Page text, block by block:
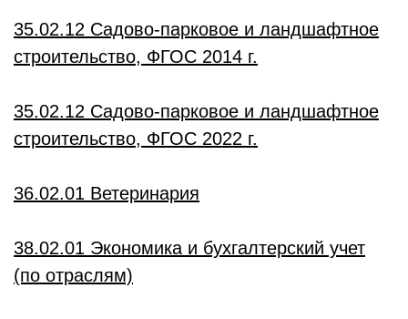
35.02.12 Садово-парковое и ландшафтное
строительство, ФГОС 2014 г.
35.02.12 Садово-парковое и ландшафтное
строительство, ФГОС 2022 г.
36.02.01 Ветеринария
38.02.01 Экономика и бухгалтерский учет
(по отраслям)